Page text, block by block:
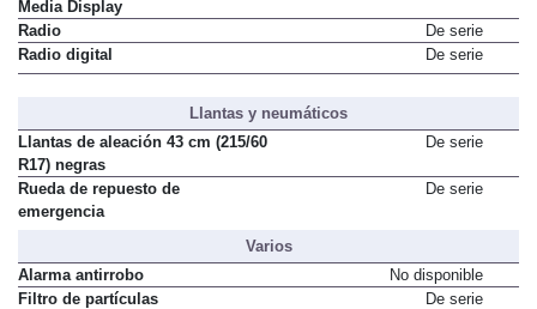
Media Display
Radio
De serie
Radio digital
De serie
Llantas y neumáticos
Llantas de aleación 43 cm (215/60
R17) negras
De serie
Rueda de repuesto de
emergencia
De serie
Varios
Alarma antirrobo
No disponible
Filtro de partículas
De serie